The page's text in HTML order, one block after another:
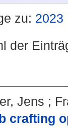
zu: 2023
der
Jens ;
crafting